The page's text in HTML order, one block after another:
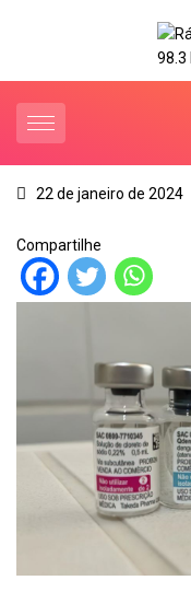
22 de janeiro de 2024
Compartilhe